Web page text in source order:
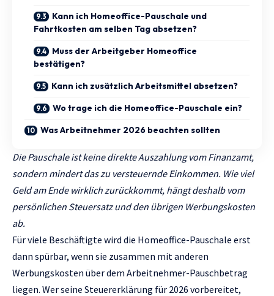
Kann ich Homeoffice-Pauschale und
Fahrtkosten am selben Tag absetzen?
Muss der Arbeitgeber Homeoffice
bestätigen?
Kann ich zusätzlich Arbeitsmittel absetzen?
Wo trage ich die Homeoffice-Pauschale ein?
Was Arbeitnehmer 2026 beachten sollten
Die Pauschale ist keine direkte Auszahlung vom Finanzamt,
sondern mindert das zu versteuernde Einkommen. Wie viel
Geld am Ende wirklich zurückkommt, hängt deshalb vom
persönlichen Steuersatz und den übrigen Werbungskosten
ab.
Für viele Beschäftigte wird die Homeoffice-Pauschale erst
dann spürbar, wenn sie zusammen mit anderen
Werbungskosten über dem Arbeitnehmer-Pauschbetrag
liegen. Wer seine Steuererklärung für 2026 vorbereitet,